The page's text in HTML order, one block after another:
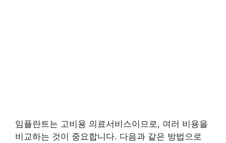
임플란트는 고비용 의료서비스이므로, 여러 비용을
비교하는 것이 중요합니다. 다음과 같은 방법으로